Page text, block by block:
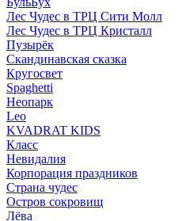
Лес Чудес в ТРЦ Сити Молл
Лес Чудес в ТРЦ Кристалл
Пузырëк
Скандинавская сказка
Кругосвет
Spaghetti
Неопарк
Leo
KVADRAT KIDS
Класс
Невидалия
Корпорация праздников
Страна чудес
Остров сокровищ
Лёва